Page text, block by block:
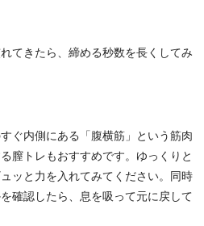
てきたら、締める秒数を長くしてみ
ぐ内側にある「腹横筋」という筋肉
膣トレもおすすめです。ゆっくりと
ッと力を入れてみてください。同時
確認したら、息を吸って元に戻して